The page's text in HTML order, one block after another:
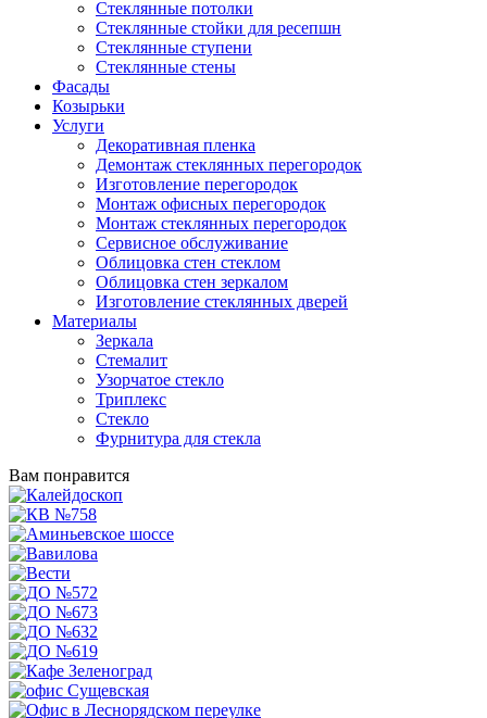
Стеклянные потолки
Стеклянные стойки для ресепшн
Стеклянные ступени
Стеклянные стены
Фасады
Козырьки
Услуги
Декоративная пленка
Демонтаж стеклянных перегородок
Изготовление перегородок
Монтаж офисных перегородок
Монтаж стеклянных перегородок
Сервисное обслуживание
Облицовка стен стеклом
Облицовка стен зеркалом
Изготовление стеклянных дверей
Материалы
Зеркала
Стемалит
Узорчатое стекло
Триплекс
Стекло
Фурнитура для стекла
Вам понравится